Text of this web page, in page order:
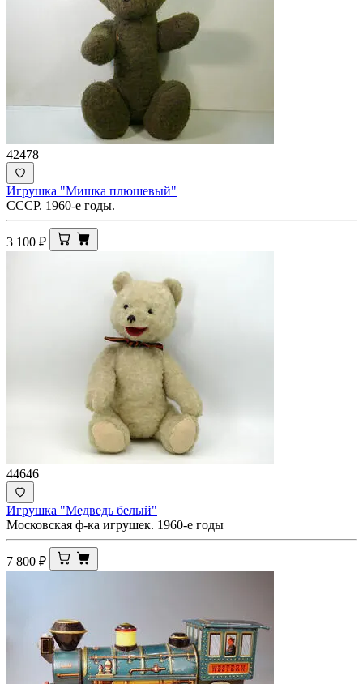
42478
Игрушка "Мишка плюшевый"
СССР. 1960-е годы.
3 100 ₽
44646
Игрушка "Медведь белый"
Московская ф-ка игрушек. 1960-е годы
7 800 ₽